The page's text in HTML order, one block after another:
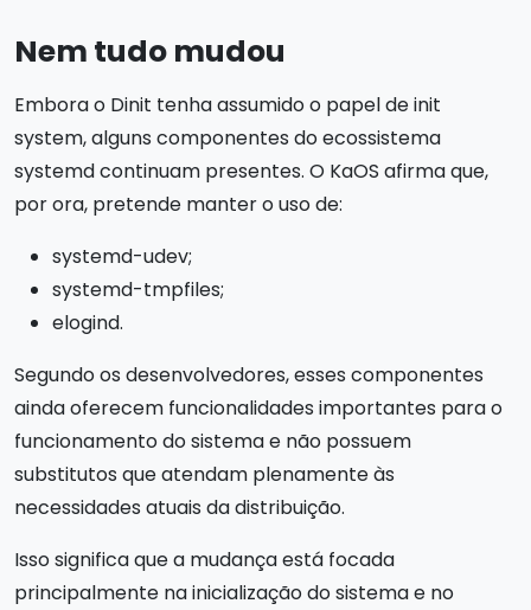
Nem tudo mudou
Embora o Dinit tenha assumido o papel de init
system, alguns componentes do ecossistema
systemd continuam presentes. O KaOS afirma que,
por ora, pretende manter o uso de:
systemd-udev;
systemd-tmpfiles;
elogind.
Segundo os desenvolvedores, esses componentes
ainda oferecem funcionalidades importantes para o
funcionamento do sistema e não possuem
substitutos que atendam plenamente às
necessidades atuais da distribuição.
Isso significa que a mudança está focada
principalmente na inicialização do sistema e no